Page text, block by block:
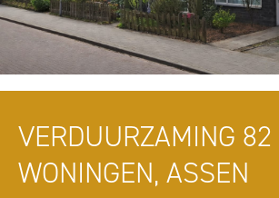
VERDUURZAMING 82
WONINGEN, ASSEN